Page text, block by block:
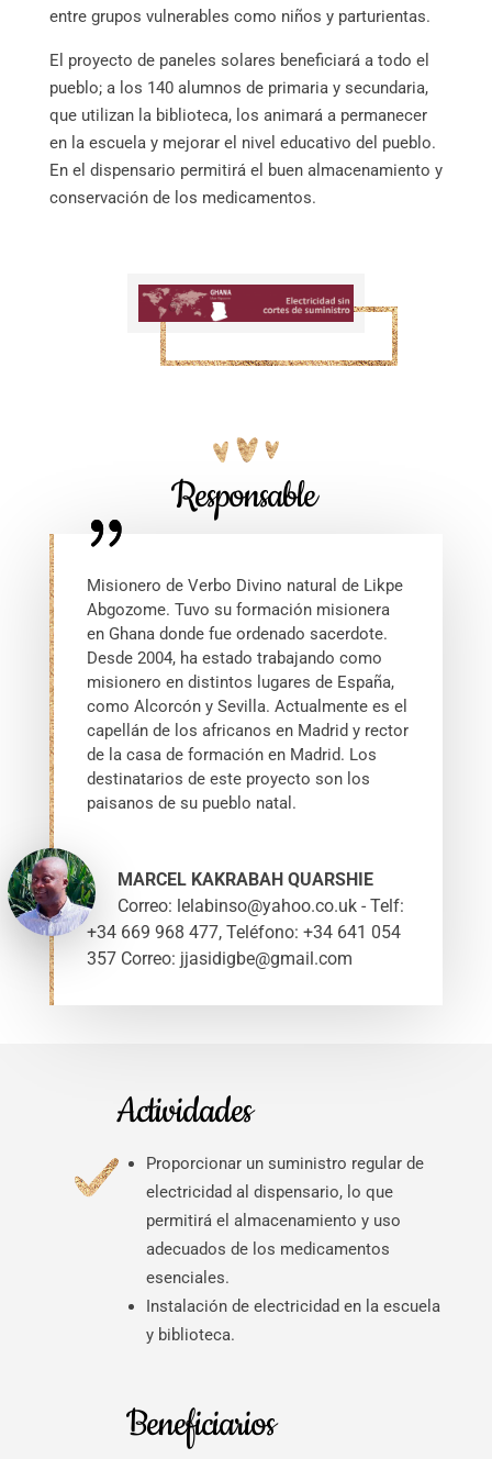
entre grupos vulnerables como niños y parturientas.
El proyecto de paneles solares beneficiará a todo el
pueblo; a los 140 alumnos de primaria y secundaria,
que utilizan la biblioteca, los animará a permanecer
en la escuela y mejorar el nivel educativo del pueblo.
En el dispensario permitirá el buen almacenamiento y
conservación de los medicamentos.
Responsable
Misionero de Verbo Divino natural de Likpe
Abgozome. Tuvo su formación misionera
en Ghana donde fue ordenado sacerdote.
Desde 2004, ha estado trabajando como
misionero en distintos lugares de España,
como Alcorcón y Sevilla. Actualmente es el
capellán de los africanos en Madrid y rector
de la casa de formación en Madrid. Los
destinatarios de este proyecto son los
paisanos de su pueblo natal.
MARCEL KAKRABAH QUARSHIE
Correo: lelabinso@yahoo.co.uk - Telf:
+34 669 968 477, Teléfono: +34 641 054
357 Correo: jjasidigbe@gmail.com
Actividades
Proporcionar un suministro regular de
electricidad al dispensario, lo que
permitirá el almacenamiento y uso
adecuados de los medicamentos
esenciales.
Instalación de electricidad en la escuela
y biblioteca.
Beneficiarios